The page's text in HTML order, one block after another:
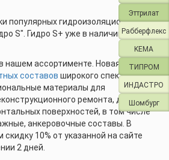
Эттрилат
Рабберфлекс
KEMA
ТИПРОМ
ИНДАСТРО
Шомбург
популярных гидроизоляционных
S". Гидро S+ уже в наличии.
нашем ассортименте. Новая линейка
составов широкого спектра
материалы для
ремонта, для
поверхностей, в том числе
анкеровочные составы. В
10% от указанной на сайте
2 дней.